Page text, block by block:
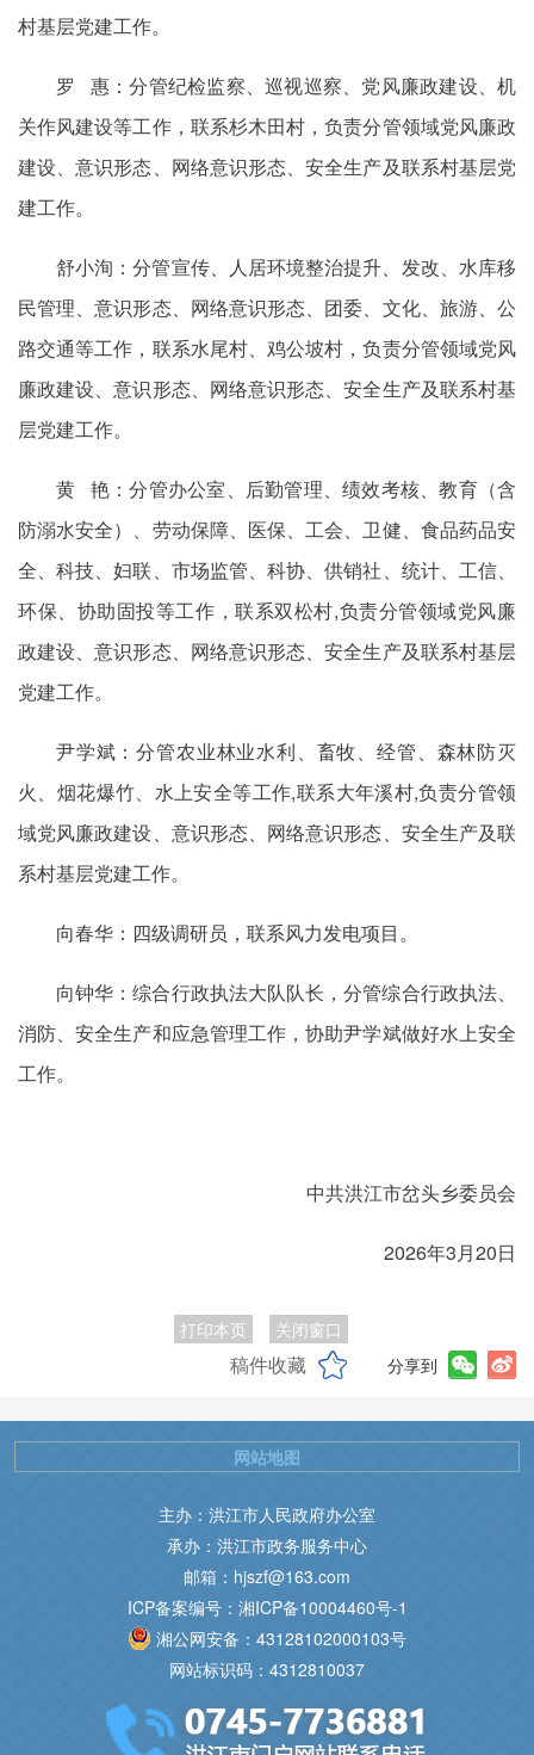
村基层党建工作。
罗 惠：分管纪检监察、巡视巡察、党风廉政建设、机
关作风建设等工作，联系杉木田村，负责分管领域党风廉政
建设、意识形态、网络意识形态、安全生产及联系村基层党
建工作。
舒小洵：分管宣传、人居环境整治提升、发改、水库移
民管理、意识形态、网络意识形态、团委、文化、旅游、公
路交通等工作，联系水尾村、鸡公坡村，负责分管领域党风
廉政建设、意识形态、网络意识形态、安全生产及联系村基
层党建工作。
黄 艳：分管办公室、后勤管理、绩效考核、教育（含
防溺水安全）、劳动保障、医保、工会、卫健、食品药品安
全、科技、妇联、市场监管、科协、供销社、统计、工信、
环保、协助固投等工作，联系双松村,负责分管领域党风廉
政建设、意识形态、网络意识形态、安全生产及联系村基层
党建工作。
尹学斌：分管农业林业水利、畜牧、经管、森林防灭
火、烟花爆竹、水上安全等工作,联系大年溪村,负责分管领
域党风廉政建设、意识形态、网络意识形态、安全生产及联
系村基层党建工作。
向春华：四级调研员，联系风力发电项目。
向钟华：综合行政执法大队队长，分管综合行政执法、
消防、安全生产和应急管理工作，协助尹学斌做好水上安全
工作。
中共洪江市岔头乡委员会
2026年3月20日
打印本页 关闭窗口
稿件收藏 分享到
主办：洪江市人民政府办公室
承办：洪江市政务服务中心
邮箱：hjszf@163.com
ICP备案编号：湘ICP备10004460号-1
湘公网安备：43128102000103号
网站标识码：4312810037
网站地图